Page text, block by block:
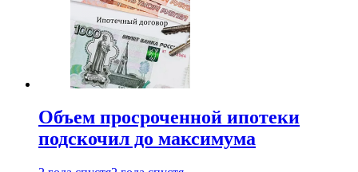
Объем просроченной ипотеки
подскочил до максимума